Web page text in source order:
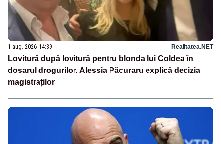
1 aug. 2026, 14:39 Realitatea.NET
Lovitură după lovitură pentru blonda lui Coldea în
dosarul drogurilor. Alessia Păcuraru explică decizia
magistraților